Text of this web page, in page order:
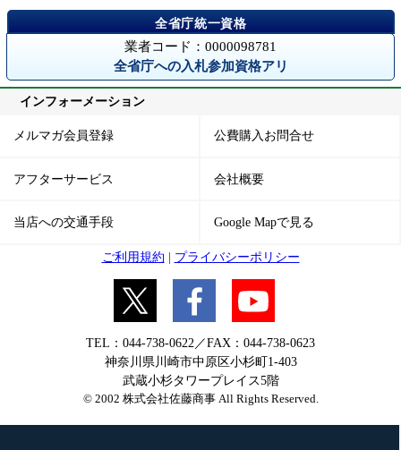
業者コード：0000098781
全省庁への入札参加資格アリ
インフォーメーション
メルマガ会員登録 公費購入お問合せ
アフターサービス 会社概要
当店への交通手段 Google Mapで見る
ご利用規約 | プライバシーポリシー
TEL：044-738-0622／FAX：044-738-0623
神奈川県川崎市中原区小杉町1-403
武蔵小杉タワープレイス5階
© 2002 株式会社佐藤商事 All Rights Reserved.